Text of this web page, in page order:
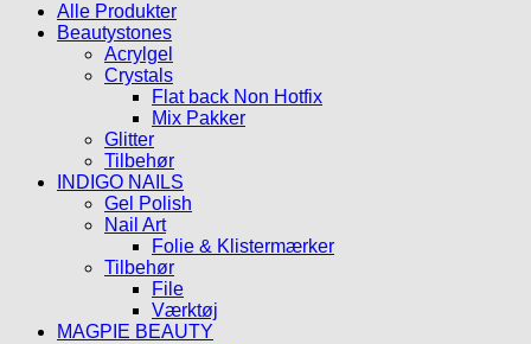
Alle Produkter
Beautystones
Acrylgel
Crystals
Flat back Non Hotfix
Mix Pakker
Glitter
Tilbehør
INDIGO NAILS
Gel Polish
Nail Art
Folie & Klistermærker
Tilbehør
File
Værktøj
MAGPIE BEAUTY